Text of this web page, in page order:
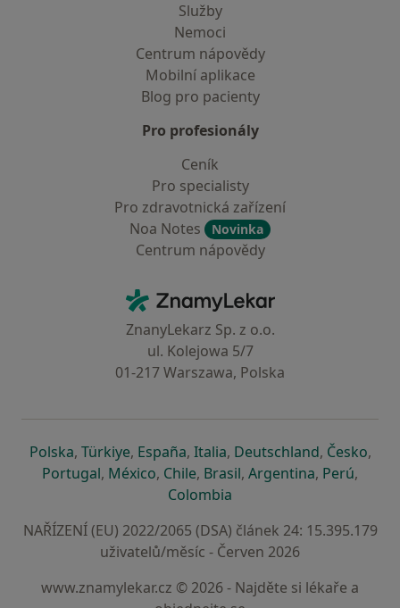
Služby
Nemoci
Centrum nápovědy
Mobilní aplikace
Blog pro pacienty
Pro profesionály
Ceník
Pro specialisty
Pro zdravotnická zařízení
Noa Notes
Novinka
Centrum nápovědy
ZnamyLekar - Hlavní stránka
ZnanyLekarz Sp. z o.o.
ul. Kolejowa 5/7
01-217 Warszawa, Polska
Polskase otevře v nové záložce
, Türkiyese otevře v nové záložce
, Españase otevře v nové záložce
, Italiase otevře v nové záložce
, Deutschlandse otevře v
, Českose
,
Portugalse otevře v nové záložce
, Méxicose otevře v nové záložce
, Chilese otevře v nové záložce
, Brasilse otevře v nové
, Argentinase otevře v
, Perúse
,
Colombia
NAŘÍZENÍ (EU) 2022/2065 (DSA) článek 24: 15.395.179
uživatelů/měsíc - Červen 2026
www.znamylekar.cz © 2026 - Najděte si lékaře a